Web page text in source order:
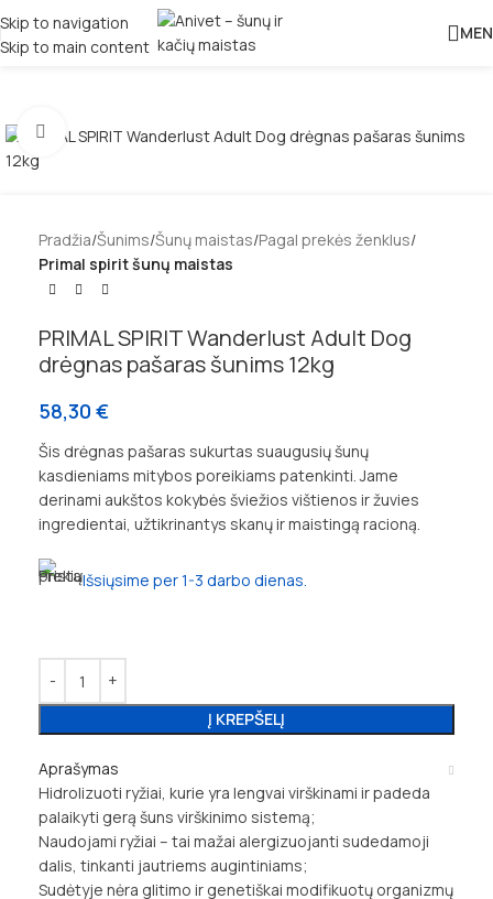
Skip to navigation
Skip to main content
Padidinti
Pradžia Šunims Šunų maistas Pagal prekės ženklus
Primal spirit šunų maistas
PRIMAL SPIRIT Wanderlust Adult Dog
drėgnas pašaras šunims 12kg
58,30 €
Šis drėgnas pašaras sukurtas suaugusių šunų
kasdieniams mitybos poreikiams patenkinti. Jame
derinami aukštos kokybės šviežios vištienos ir žuvies
ingredientai, užtikrinantys skanų ir maistingą racioną.
Išsiųsime per 1-3 darbo dienas.
Į KREPŠELĮ
Aprašymas
Hidrolizuoti ryžiai, kurie yra lengvai virškinami ir padeda
palaikyti gerą šuns virškinimo sistemą;
Naudojami ryžiai – tai mažai alergizuojanti sudedamoji
dalis, tinkanti jautriems augintiniams;
Sudėtyje nėra glitimo ir genetiškai modifikuotų organizmų